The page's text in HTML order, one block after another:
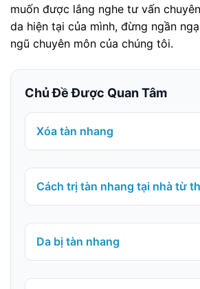
muốn được lắng nghe tư vấn
da hiện tại của mình, đừng ngần
ngũ chuyên môn của chúng tôi.
Chủ Đề Được Quan Tâm
Xóa tàn nhang
Cách trị tàn nhang tại nhà từ
Da bị tàn nhang